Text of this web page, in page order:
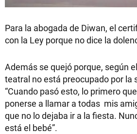
Para la abogada de Diwan, el
con la Ley porque no dice la
Además se quejó porque, según
teatral no está preocupado por la
“Cuando pasó esto, lo primero
ponerse a llamar a todas mis
que no lo dejaba ir a la fiesta.
está el bebé”.